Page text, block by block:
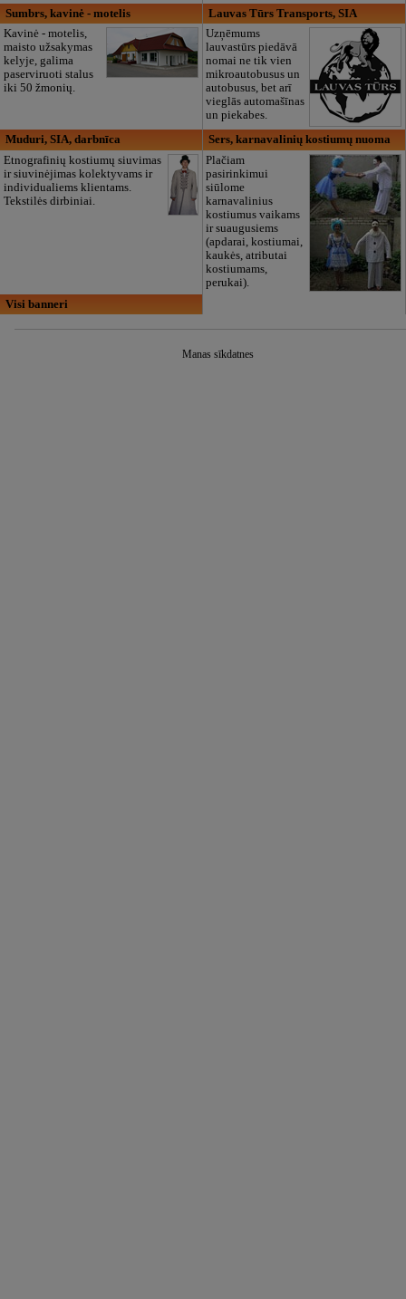
Sumbrs, kavinė - motelis
Kavinė - motelis,
maisto užsakymas
kelyje, galima
paserviruoti stalus
iki 50 žmonių.
Lauvas Tūrs Transports, SIA
Uzņēmums
lauvastūrs piedāvā
nomai ne tik vien
mikroautobusus un
autobusus, bet arī
vieglās automašīnas
un piekabes.
Muduri, SIA, darbnīca
Etnografinių kostiumų siuvimas
ir siuvinėjimas kolektyvams ir
individualiems klientams.
Tekstilės dirbiniai.
Sers, karnavalinių kostiumų nuoma
Plačiam
pasirinkimui
siūlome
karnavalinius
kostiumus vaikams
ir suaugusiems
(apdarai, kostiumai,
kaukės, atributai
kostiumams,
perukai).
Visi banneri
Manas sīkdatnes